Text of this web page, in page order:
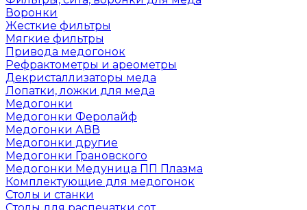
Воронки
Жесткие фильтры
Мягкие фильтры
Привода медогонок
Рефрактометры и ареометры
Декристаллизаторы меда
Лопатки, ложки для меда
Медогонки
Медогонки Феролайф
Медогонки АВВ
Медогонки другие
Медогонки Грановского
Медогонки Медуница ПП Плазма
Комплектующие для медогонок
Столы и станки